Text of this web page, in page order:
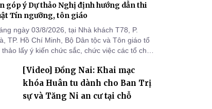
góp ý Dự thảo Nghị định hướng dẫn thi
Tín ngưỡng, tôn giáo
ngày 03/8/2026, tại Nhà khách T78, P.
TP. Hồ Chí Minh, Bộ Dân tộc và Tôn giáo tổ
lấy ý kiến chức sắc, chức việc các tổ chức
thành phố khu vực phía Nam nhằm góp ý hoàn
sơ Dự thảo Nghị định quy định chi tiết một số
pháp để tổ chức
[Video] Đồng Nai: Khai mạc
khóa Huân tu dành cho Ban Trị
sự và Tăng Ni an cư tại chỗ